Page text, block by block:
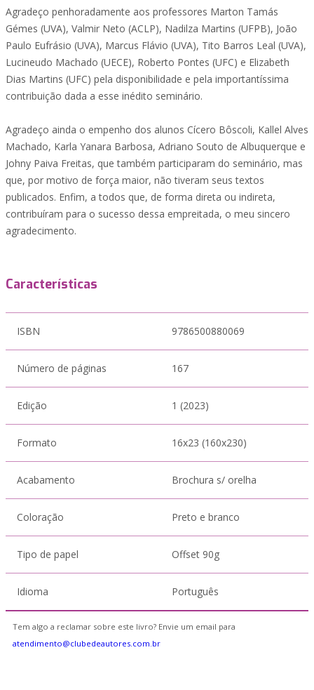
Agradeço penhoradamente aos professores Marton Tamás
Gémes (UVA), Valmir Neto (ACLP), Nadilza Martins (UFPB), João
Paulo Eufrásio (UVA), Marcus Flávio (UVA), Tito Barros Leal (UVA),
Lucineudo Machado (UECE), Roberto Pontes (UFC) e Elizabeth
Dias Martins (UFC) pela disponibilidade e pela importantíssima
contribuição dada a esse inédito seminário.
Agradeço ainda o empenho dos alunos Cícero Bôscoli, Kallel Alves
Machado, Karla Yanara Barbosa, Adriano Souto de Albuquerque e
Johny Paiva Freitas, que também participaram do seminário, mas
que, por motivo de força maior, não tiveram seus textos
publicados. Enfim, a todos que, de forma direta ou indireta,
contribuíram para o sucesso dessa empreitada, o meu sincero
agradecimento.
Características
ISBN 9786500880069
Número de páginas 167
Edição 1 (2023)
Formato 16x23 (160x230)
Acabamento Brochura s/ orelha
Coloração Preto e branco
Tipo de papel Offset 90g
Idioma Português
Tem algo a reclamar sobre este livro? Envie um email para
atendimento@clubedeautores.com.br